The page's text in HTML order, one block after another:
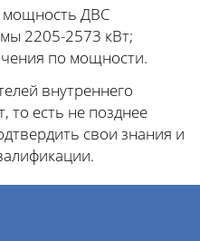
мощность ДВС
2205-2573 кВт;
по мощности.
внутреннего
то есть не позднее
свои знания и